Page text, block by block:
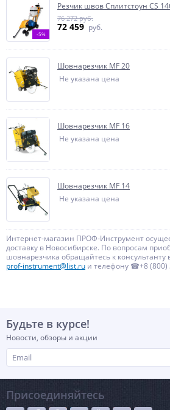
-5%
Резчик швов Сплитстоун CS
72 459 руб.
76 272 руб.
Шовнарезчик MF 20
Не указана цена
Шовнарезчик MF 16
Не указана цена
Шовнарезчик MF 14
Не указана цена
Интернет-магазин ПРОФ-Инструмент
доставку в Новосибирске. По вопросам
шовнарезчика обращайтесь к консультанту
prof-instrument@list.ru и телефону ☎+8 (800)
Будьте в курсе!
Новости, обзоры и акции
Присоединяйтесь